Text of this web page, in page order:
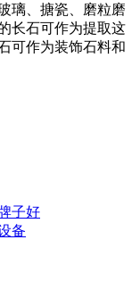
璃、搪瓷、磨粒磨
长石可作为提取这
可作为装饰石料和
子好
备